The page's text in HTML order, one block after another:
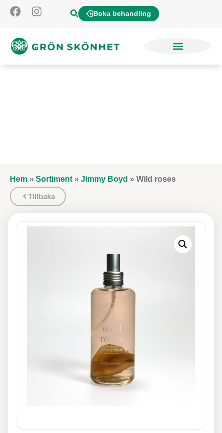
Boka behandling
Tillbaka
Hem » Sortiment » Jimmy Boyd » Wild roses